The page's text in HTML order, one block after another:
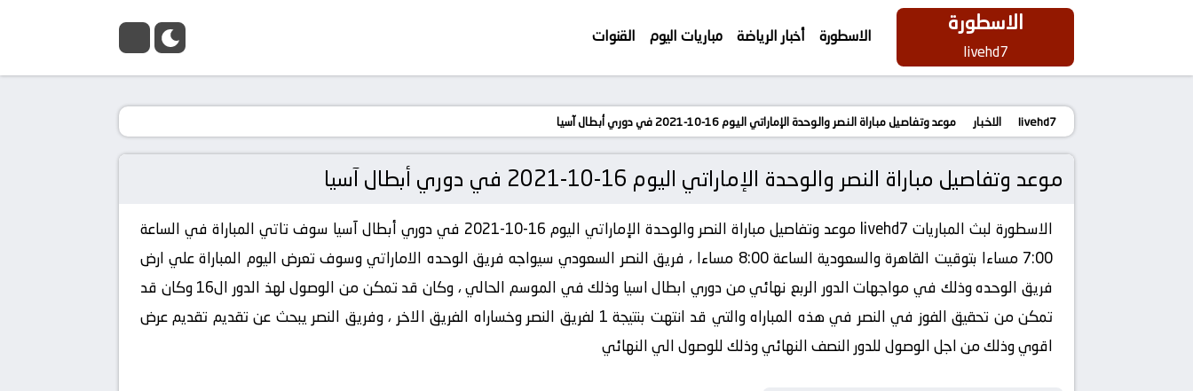
الاسطورة
livehd7
الاسطورة أخبار الرياضة مباريات اليوم القنوات
livehd7 الاخبار موعد وتفاصيل مباراة النصر والوحدة الإماراتي اليوم 16-10-2021 في دوري أبطال آسيا
موعد وتفاصيل مباراة النصر والوحدة الإماراتي اليوم 16-10-2021 في دوري أبطال آسيا
الاسطورة
لبث المباريات livehd7 موعد وتفاصيل مباراة النصر والوحدة الإماراتي اليوم 16-10-2021 في دوري أبطال آسيا سوف تاتي المباراة في الساعة
7:00 مساءا بتوقيت القاهرة والسعودية الساعة 8:00 مساءا ، فريق النصر السعودي سيواجه فريق الوحده الاماراتي وسوف تعرض اليوم المباراة علي ارض
فريق الوحده وذلك في مواجهات الدور الربع نهائي من دوري ابطال اسيا وذلك في الموسم الحالي ، وكان قد تمكن من الوصول لهذ الدور ال16 وكان قد
تمكن من تحقيق الفوز في النصر في هذه المباراه والتي قد انتهت بنتيجة 1 لفريق النصر وخساراه الفريق الاخر ، وفريق النصر يبحث عن تقديم تقديم عرض
اقوي وذلك من اجل الوصول للدور النصف النهائي وذلك للوصول الي النهائي